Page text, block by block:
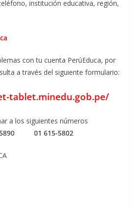
institución educativa, región,
con tu cuenta PerúEduca, por
a través del siguiente formulario:
tablet.minedu.gob.pe/
a los siguientes números
5890 01 615-5802